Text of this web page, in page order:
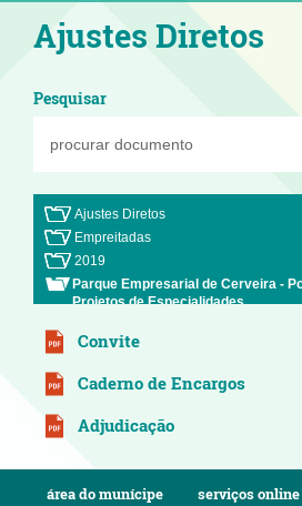
Ajustes Diretos
Pesquisar
Ajustes Diretos
Empreitadas
2019
Parque Empresarial de Cerveira -
Projetos de Especialidades
Convite
Caderno de Encargos
Adjudicação
área do munícipe serviços online